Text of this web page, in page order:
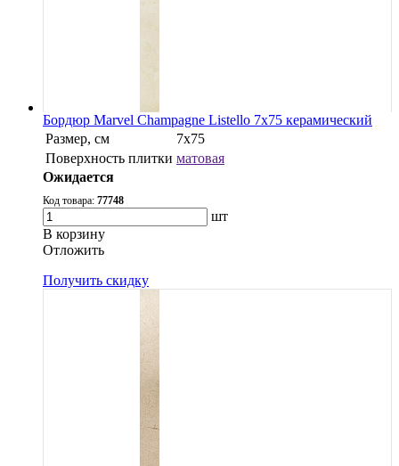
Бордюр Marvel Champagne Listello 7x75 керамический
Размер, см
7x75
Поверхность плитки матовая
Ожидается
Код товара: 77748
шт
В корзину
Oтложить
Получить скидку